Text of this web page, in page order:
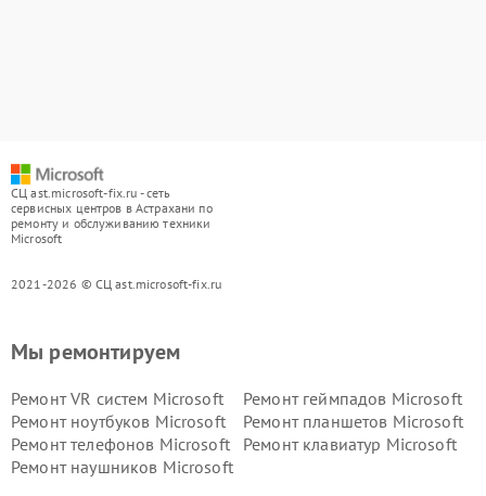
СЦ ast.microsoft-fix.ru - сеть
сервисных центров в Астрахани по
ремонту и обслуживанию техники
Microsoft
2021-2026 © СЦ ast.microsoft-fix.ru
Мы ремонтируем
Ремонт VR систем Microsoft
Ремонт геймпадов Microsoft
Ремонт ноутбуков Microsoft
Ремонт планшетов Microsoft
Ремонт телефонов Microsoft
Ремонт клавиатур Microsoft
Ремонт наушников Microsoft